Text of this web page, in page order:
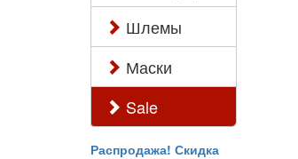
Шлемы
Маски
Sale
Распродажа! Скидка